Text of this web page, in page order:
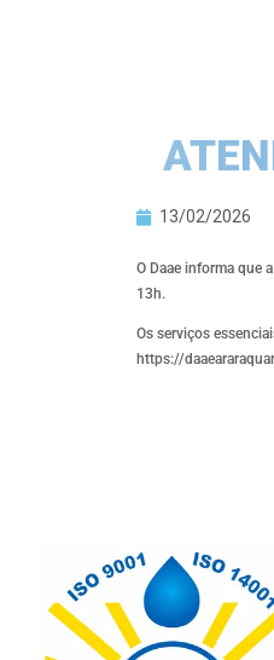
13/02/2026
O Daae informa que
13h.
Os serviços
https://